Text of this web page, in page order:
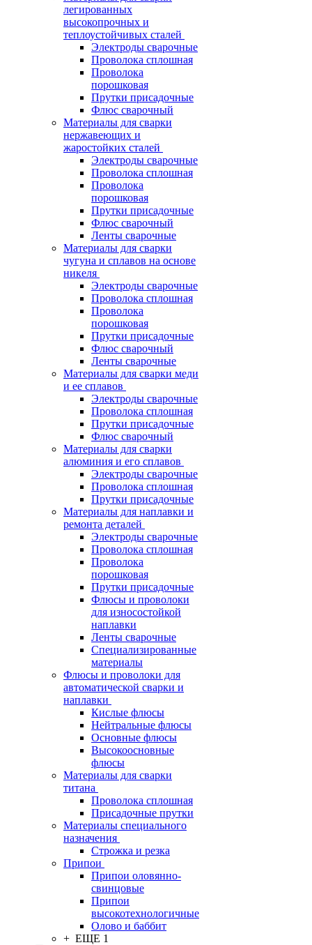
легированных
высокопрочных и
теплоустойчивых сталей
Электроды сварочные
Проволока сплошная
Проволока
порошковая
Прутки присадочные
Флюс сварочный
Материалы для сварки
нержавеющих и
жаростойких сталей
Электроды сварочные
Проволока сплошная
Проволока
порошковая
Прутки присадочные
Флюс сварочный
Ленты сварочные
Материалы для сварки
чугуна и сплавов на основе
никеля
Электроды сварочные
Проволока сплошная
Проволока
порошковая
Прутки присадочные
Флюс сварочный
Ленты сварочные
Материалы для сварки меди
и ее сплавов
Электроды сварочные
Проволока сплошная
Прутки присадочные
Флюс сварочный
Материалы для сварки
алюминия и его сплавов
Электроды сварочные
Проволока сплошная
Прутки присадочные
Материалы для наплавки и
ремонта деталей
Электроды сварочные
Проволока сплошная
Проволока
порошковая
Прутки присадочные
Флюсы и проволоки
для износостойкой
наплавки
Ленты сварочные
Специализированные
материалы
Флюсы и проволоки для
автоматической сварки и
наплавки
Кислые флюсы
Нейтральные флюсы
Основные флюсы
Высокоосновные
флюсы
Материалы для сварки
титана
Проволока сплошная
Присадочные прутки
Материалы специального
назначения
Строжка и резка
Припои
Припои оловянно-
свинцовые
Припои
высокотехнологичные
Олово и баббит
+ ЕЩЕ 1